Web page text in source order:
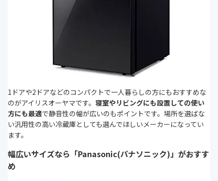
1ドアや2ドアなどのコンパクトで一人暮らしの方にもおすすめな
のがアイリスオーヤマです。 寝室やリビングにも設置しての使い
方にも最適で静音性の幅が広いのもポイントです。場所を選ばな
い汎用性の高い冷蔵庫としても選んでほしいメーカーになってい
ます。
幅広いサイズなら「Panasonic(パナソニック)」がおすす
め